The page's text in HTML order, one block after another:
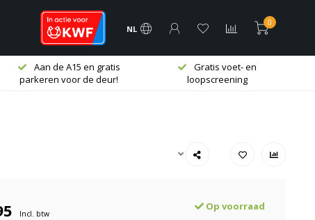
NL
0
Gratis voet- en
loopscreening
Deskundig 1-op-1 advies
Incl. btw
Op voorraad